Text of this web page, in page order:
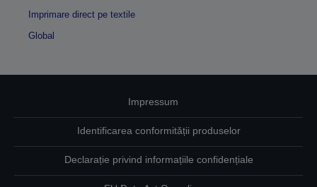
Imprimare direct pe textile
Global
Impressum
Identificarea conformității produselor
Declarație privind informațiile confidențiale